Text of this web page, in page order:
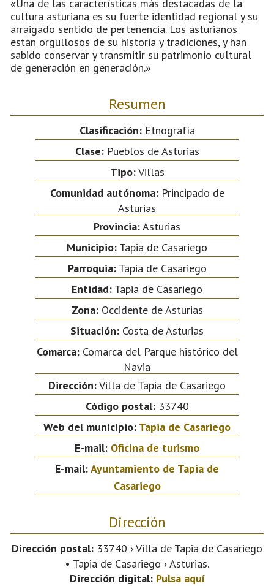
«Una de las características más destacadas de la
cultura asturiana es su fuerte identidad regional y su
arraigado sentido de pertenencia. Los asturianos
están orgullosos de su historia y tradiciones, y han
sabido conservar y transmitir su patrimonio cultural
de generación en generación.»
Resumen
Clasificación:Etnografía
Clase:Pueblos de Asturias
Tipo:Villas
Comunidad autónoma:Principado de
Asturias
Provincia:Asturias
Municipio: Tapia de Casariego
Parroquia:Tapia de Casariego
Entidad: Tapia de Casariego
Zona:Occidente de Asturias
Situación: Costa de Asturias
Comarca:Comarca del Parque histórico del
Navia
Dirección:Villa de Tapia de Casariego
Código postal:33740
Web del municipio: Tapia de Casariego
E-mail: Oficina de turismo
E-mail:Ayuntamiento de Tapia de
Casariego
Dirección
Dirección postal: 33740 › Villa de Tapia de Casariego
• Tapia de Casariego › Asturias.
Dirección digital: Pulsa aquí